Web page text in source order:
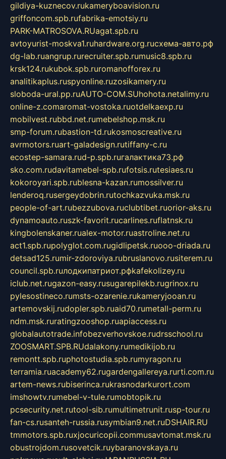
gildiya-kuznecov.rukameryboavision.ru
griffoncom.spb.rufabrika-emotsiy.ru
PARK-MATROSOVA.RUagat.spb.ru
avtoyurist-moskva1.ruhardware.org.ruсхема-авто.рф
dg-lab.ruangrup.rurecruiter.spb.rumusic8.spb.ru
krsk124.rukubok.spb.ruromanofforex.ru
analitikaplus.ruspyonline.ruzosikamery.ru
sloboda-ural.pp.ruAUTO-COM.SUhohota.netalimy.ru
online-z.comaromat-vostoka.ruotdelkaexp.ru
mobilvest.rubbd.net.rumebelshop.msk.ru
smp-forum.rubastion-td.rukosmoscreative.ru
avrmotors.ruart-galadesign.rutiffany-c.ru
ecostep-samara.rud-p.spb.ruгалактика73.рф
sko.com.rudavitamebel-spb.rufotsis.rutesiaes.ru
kokoroyari.spb.rublesna-kazan.rumossilver.ru
lenderoq.rusergeydobrin.rutochkazvuka.msk.ru
people-of-art.rubezzubova.ruclubtibet.ruorior-aks.ru
dynamoauto.ruszk-favorit.rucarlines.ruflatnsk.ru
kingbolenskaner.rualex-motor.ruastroline.net.ru
act1.spb.rupolyglot.com.rugidlipetsk.ruooo-driada.ru
detsad125.rumir-zdoroviya.rubruslanovo.rusiterem.ru
council.spb.ruлодкипатриот.рфkafekolizey.ru
iclub.net.rugazon-easy.rusugarepilekb.rugrinox.ru
pylesostineco.rumsts-ozarenie.rukameryjooan.ru
artemovskij.rudopler.spb.ruaid70.rumetall-perm.ru
ndm.msk.ruratingzooshop.ruapiaccess.ru
globalautotrade.infobezverhovskoe.rudrsschool.ru
ZOOSMART.SPB.RUdalakony.rumedikijob.ru
remontt.spb.ruphotostudia.spb.rumyragon.ru
terramia.ruacademy62.rugardengallereya.rurti.com.ru
artem-news.rubiserinca.rukrasnodarkurort.com
imshowtv.rumebel-v-tule.rumobtopik.ru
pcsecurity.net.rutool-sib.rumultimetrunit.rusp-tour.ru
fan-cs.rusanteh-russia.rusymbian9.net.ruDSHAIR.RU
tmmotors.spb.ruxjocuricopii.commusavtomat.msk.ru
obustrojdom.rusovetcik.ruybaranovskaya.ru